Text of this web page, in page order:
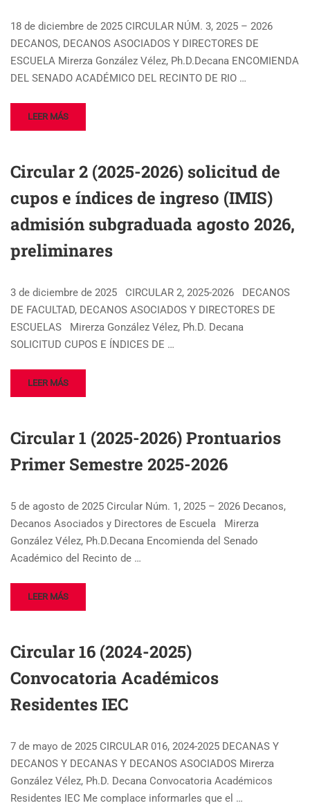
18 de diciembre de 2025 CIRCULAR NÚM. 3, 2025 – 2026
DECANOS, DECANOS ASOCIADOS Y DIRECTORES DE
ESCUELA Mirerza González Vélez, Ph.D.Decana ENCOMIENDA
DEL SENADO ACADÉMICO DEL RECINTO DE RIO …
LEER MÁS
Circular 2 (2025-2026) solicitud de
cupos e índices de ingreso (IMIS)
admisión subgraduada agosto 2026,
preliminares
3 de diciembre de 2025 CIRCULAR 2, 2025-2026 DECANOS
DE FACULTAD, DECANOS ASOCIADOS Y DIRECTORES DE
ESCUELAS Mirerza González Vélez, Ph.D. Decana
SOLICITUD CUPOS E ÍNDICES DE …
LEER MÁS
Circular 1 (2025-2026) Prontuarios
Primer Semestre 2025-2026
5 de agosto de 2025 Circular Núm. 1, 2025 – 2026 Decanos,
Decanos Asociados y Directores de Escuela Mirerza
González Vélez, Ph.D.Decana Encomienda del Senado
Académico del Recinto de …
LEER MÁS
Circular 16 (2024-2025)
Convocatoria Académicos
Residentes IEC
7 de mayo de 2025 CIRCULAR 016, 2024-2025 DECANAS Y
DECANOS Y DECANAS Y DECANOS ASOCIADOS Mirerza
González Vélez, Ph.D. Decana Convocatoria Académicos
Residentes IEC Me complace informarles que el …